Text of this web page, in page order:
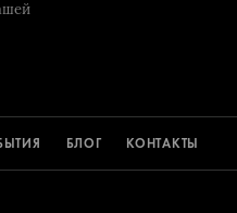
БЛОГ КОНТАКТЫ